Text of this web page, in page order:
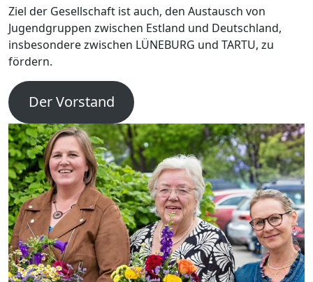
Ziel der Gesellschaft ist auch, den Austausch von
Jugendgruppen zwischen Estland und Deutschland,
insbesondere zwischen LÜNEBURG und TARTU, zu
fördern.
Der Vorstand